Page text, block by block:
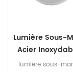
Lumière Sous-
Acier
Led Haute
lumière sous-